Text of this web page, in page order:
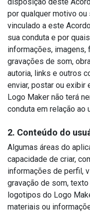
por qualquer motivo
vinculado a este
sua conduta e por
informações,
gravações de som,
autoria, links e outros
enviar, postar ou exibir
Logo Maker não terá
conduta em relação ao
2. Conteúdo do
Algumas áreas do
capacidade de criar,
informações de perfil,
gravação de som,
logotipos do Logo
materiais ou